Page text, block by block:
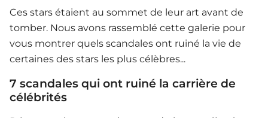
Ces stars étaient au sommet de leur art avant de
tomber. Nous avons rassemblé cette galerie pour
vous montrer quels scandales ont ruiné la vie de
certaines des stars les plus célèbres...
7 scandales qui ont ruiné la carrière de
célébrités